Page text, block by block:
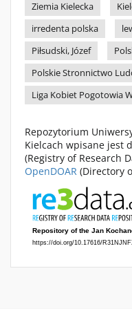
Ziemia Kielecka
irredenta polska
Piłsudski, Józef
Polskie Stronnictwo
Liga Kobiet Pogotowia
Repozytorium
Kielcach wpisane jest
(Registry of Research
OpenDOAR (Directory